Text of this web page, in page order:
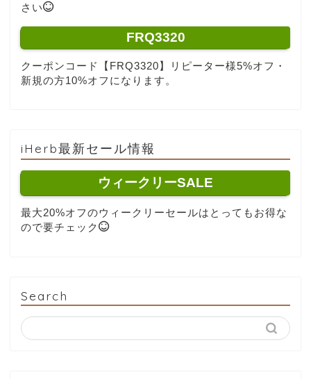
さい
FRQ3320
クーポンコード【FRQ3320】リピーター様5%オフ・
新規の方10%オフになります。
iHerb最新セール情報
ウィークリーSALE
最大20%オフのウィークリーセールはとってもお得な
ので要チェック
Search